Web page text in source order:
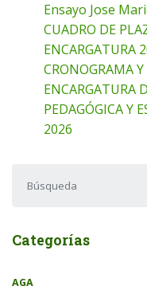
Ensayo Jose
CUADRO DE
ENCARGATURA
CRONOGRAMA
ENCARGATURA
PEDAGÓGICA Y
2026
Categorías
AGA